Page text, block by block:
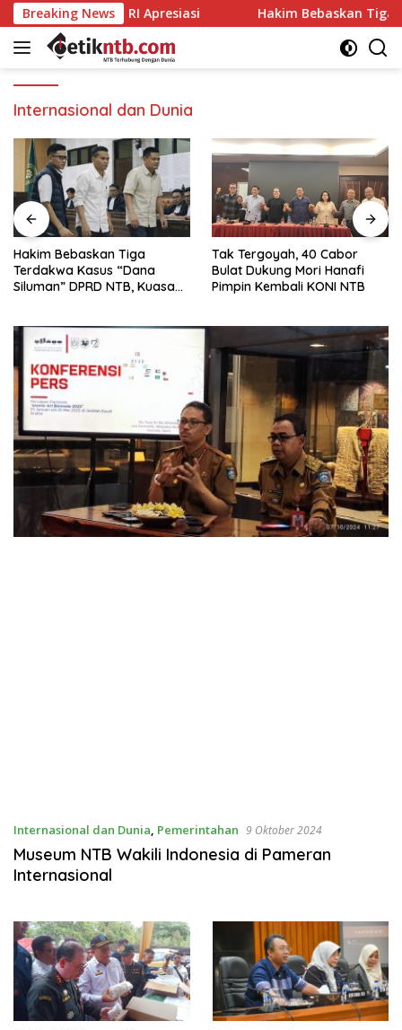
Langsung
ke
konten
Breaking News
BKN RI Apresiasi Hakim Bebaskan Tiga
Internasional dan Dunia
Hakim Bebaskan Tiga
Terdakwa Kasus “Dana
Siluman” DPRD NTB, Kuasa
Tak Tergoyah, 40 Cabor
Bulat Dukung Mori Hanafi
Pimpin Kembali KONI NTB
Internasional dan Dunia, Pemerintahan 9 Oktober 2024
Museum NTB Wakili Indonesia di Pameran
Internasional